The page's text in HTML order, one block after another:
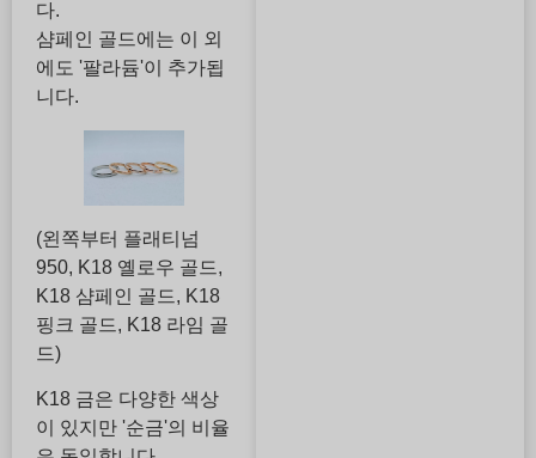
다.
샴페인 골드에는 이 외
에도 '팔라듐'이 추가됩
니다.
(왼쪽부터 플래티넘
950, K18 옐로우 골드,
K18 샴페인 골드, K18
핑크 골드, K18 라임 골
드)
K18 금은 다양한 색상
이 있지만 '순금'의 비율